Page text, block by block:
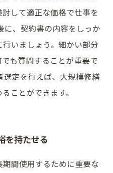
して適正な価格で仕事を
に、契約書の内容をしっか
いましょう。細かい部分
も質問することが重要で
選定を行えば、大規模修繕
ことができます。
を持たせる
間使用するために重要な